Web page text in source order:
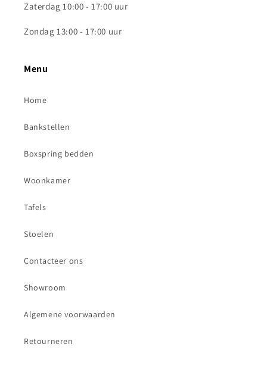
Zaterdag 10:00 - 17:00 uur
Zondag 13:00 - 17:00 uur
Menu
Home
Bankstellen
Boxspring bedden
Woonkamer
Tafels
Stoelen
Contacteer ons
Showroom
Algemene voorwaarden
Retourneren